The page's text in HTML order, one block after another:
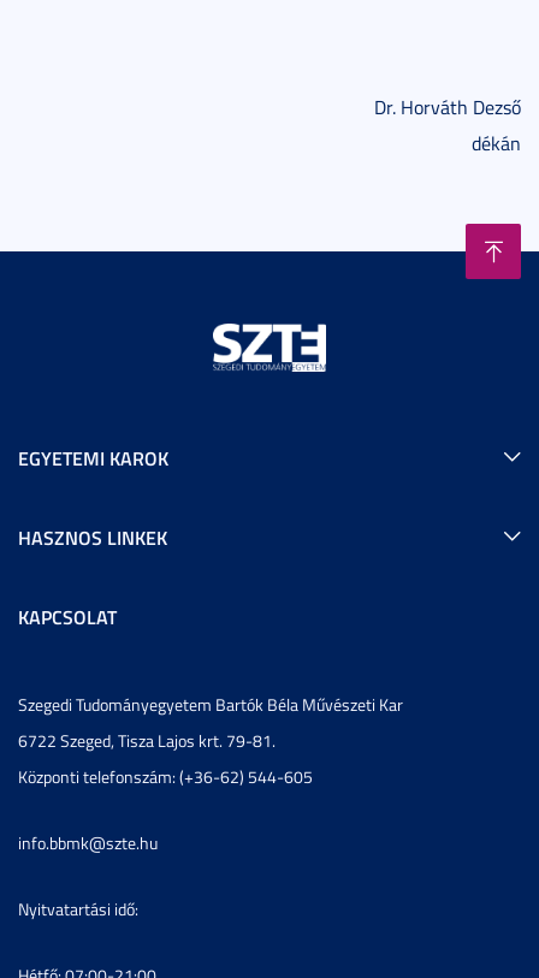
Dr. Horváth Dezső
dékán
EGYETEMI KAROK
HASZNOS LINKEK
KAPCSOLAT
Szegedi Tudományegyetem Bartók Béla Művészeti Kar
6722 Szeged, Tisza Lajos krt. 79-81.
Központi telefonszám: (+36-62) 544-605
info.bbmk@szte.hu
Nyitvatartási idő: